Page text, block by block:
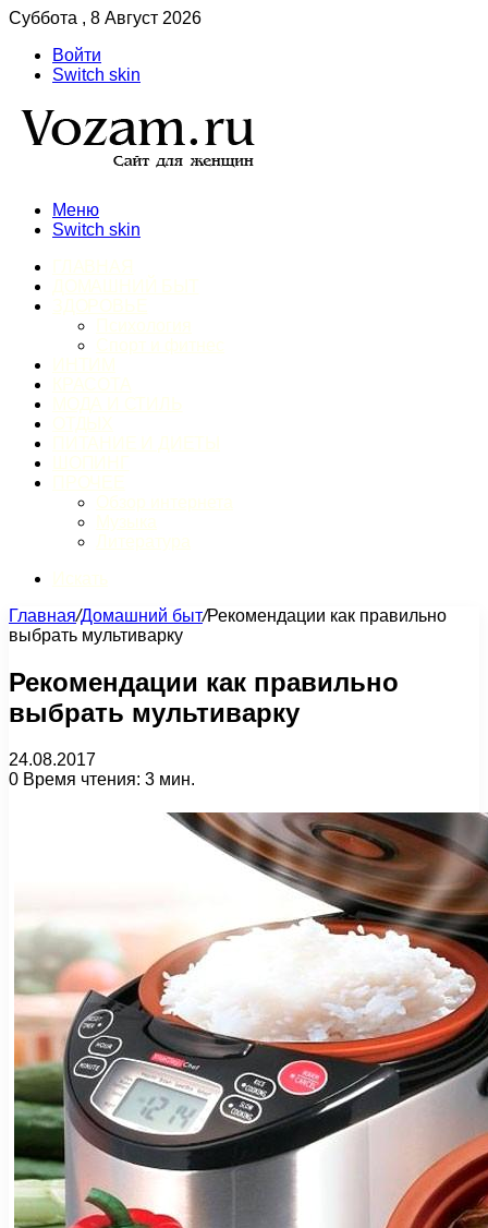
Суббота , 8 Август 2026
Войти
Switch skin
Меню
Switch skin
Главная/Домашний быт/Рекомендации как правильно
выбрать мультиварку
Рекомендации как правильно
выбрать мультиварку
24.08.2017
0 Время чтения: 3 мин.